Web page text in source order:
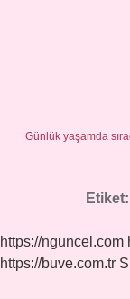
Günlük yaşamda
Etiket:
https://nguncel.com
https://buve.com.tr